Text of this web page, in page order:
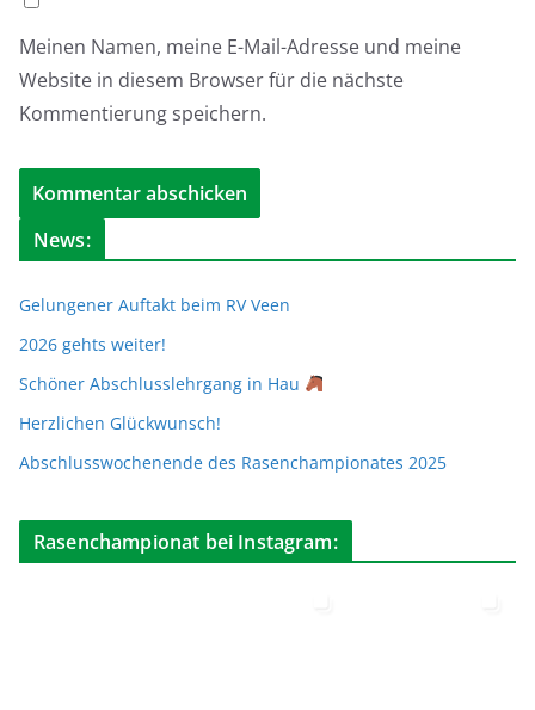
Meinen Namen, meine E-Mail-Adresse und meine
Website in diesem Browser für die nächste
Kommentierung speichern.
News:
Gelungener Auftakt beim RV Veen
2026 gehts weiter!
Schöner Abschlusslehrgang in Hau
Herzlichen Glückwunsch!
Abschlusswochenende des Rasenchampionates 2025
Rasenchampionat bei Instagram: